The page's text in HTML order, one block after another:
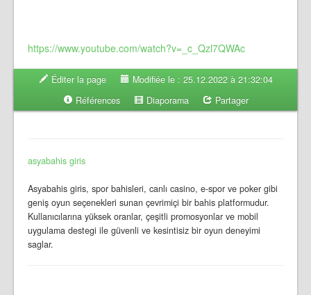
https://www.youtube.com/watch?v=_c_Qzl7QWAc
Éditer la page
Modifiée le : 25.12.2022 à 21:32:04
Références
Diaporama Partager
asyabahis giris
Asyabahis giris, spor bahisleri, canlı casino, e-spor ve poker gibi
geniş oyun seçenekleri sunan çevrimiçi bir bahis platformudur.
Kullanıcılarına yüksek oranlar, çeşitli promosyonlar ve mobil
uygulama destegi ile güvenli ve kesintisiz bir oyun deneyimi
saglar.